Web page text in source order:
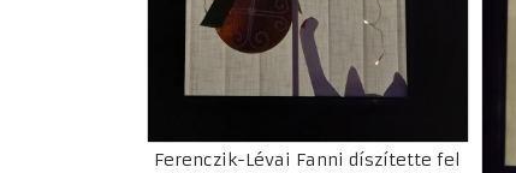
Ferenczik-Lévai Fanni díszítette fel